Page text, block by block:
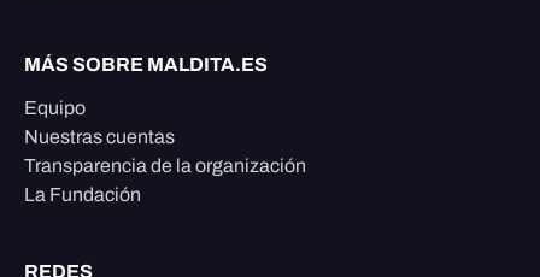
MÁS SOBRE MALDITA.ES
Equipo
Nuestras cuentas
Transparencia de la organización
La Fundación
REDES